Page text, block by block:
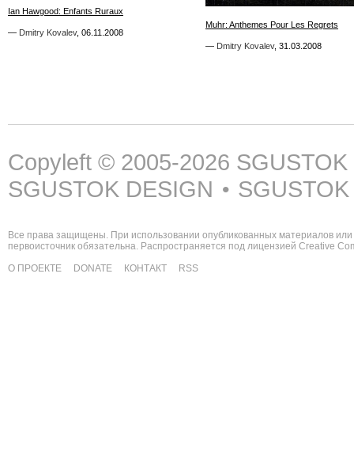
Ian Hawgood: Enfants Ruraux
— Dmitry Kovalev, 06.11.2008
Ian Hawgood: Enfants Ruraux
— Dmitry Kovalev, 06.11.2008
Muhr: Anthemes Pour Les Regrets
— Dmitry Kovalev, 31.03.2008
Muhr: Anthemes Pour Les Regrets
— Dmitry Kovalev, 31.03.2008
Copyleft © 2005-2026
SGUSTOK DESIGN •
Все права защищены. При использовании опубликованных материалов
первоисточник обязательна. Распространяется под лицензией Creative
О ПРОЕКТЕ
DONATE КОНТАКТ RSS